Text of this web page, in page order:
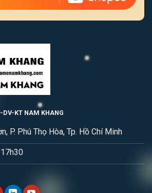
DV-KT NAM KHANG
P. Phú Thọ Hòa, Tp. Hồ Chí Minh